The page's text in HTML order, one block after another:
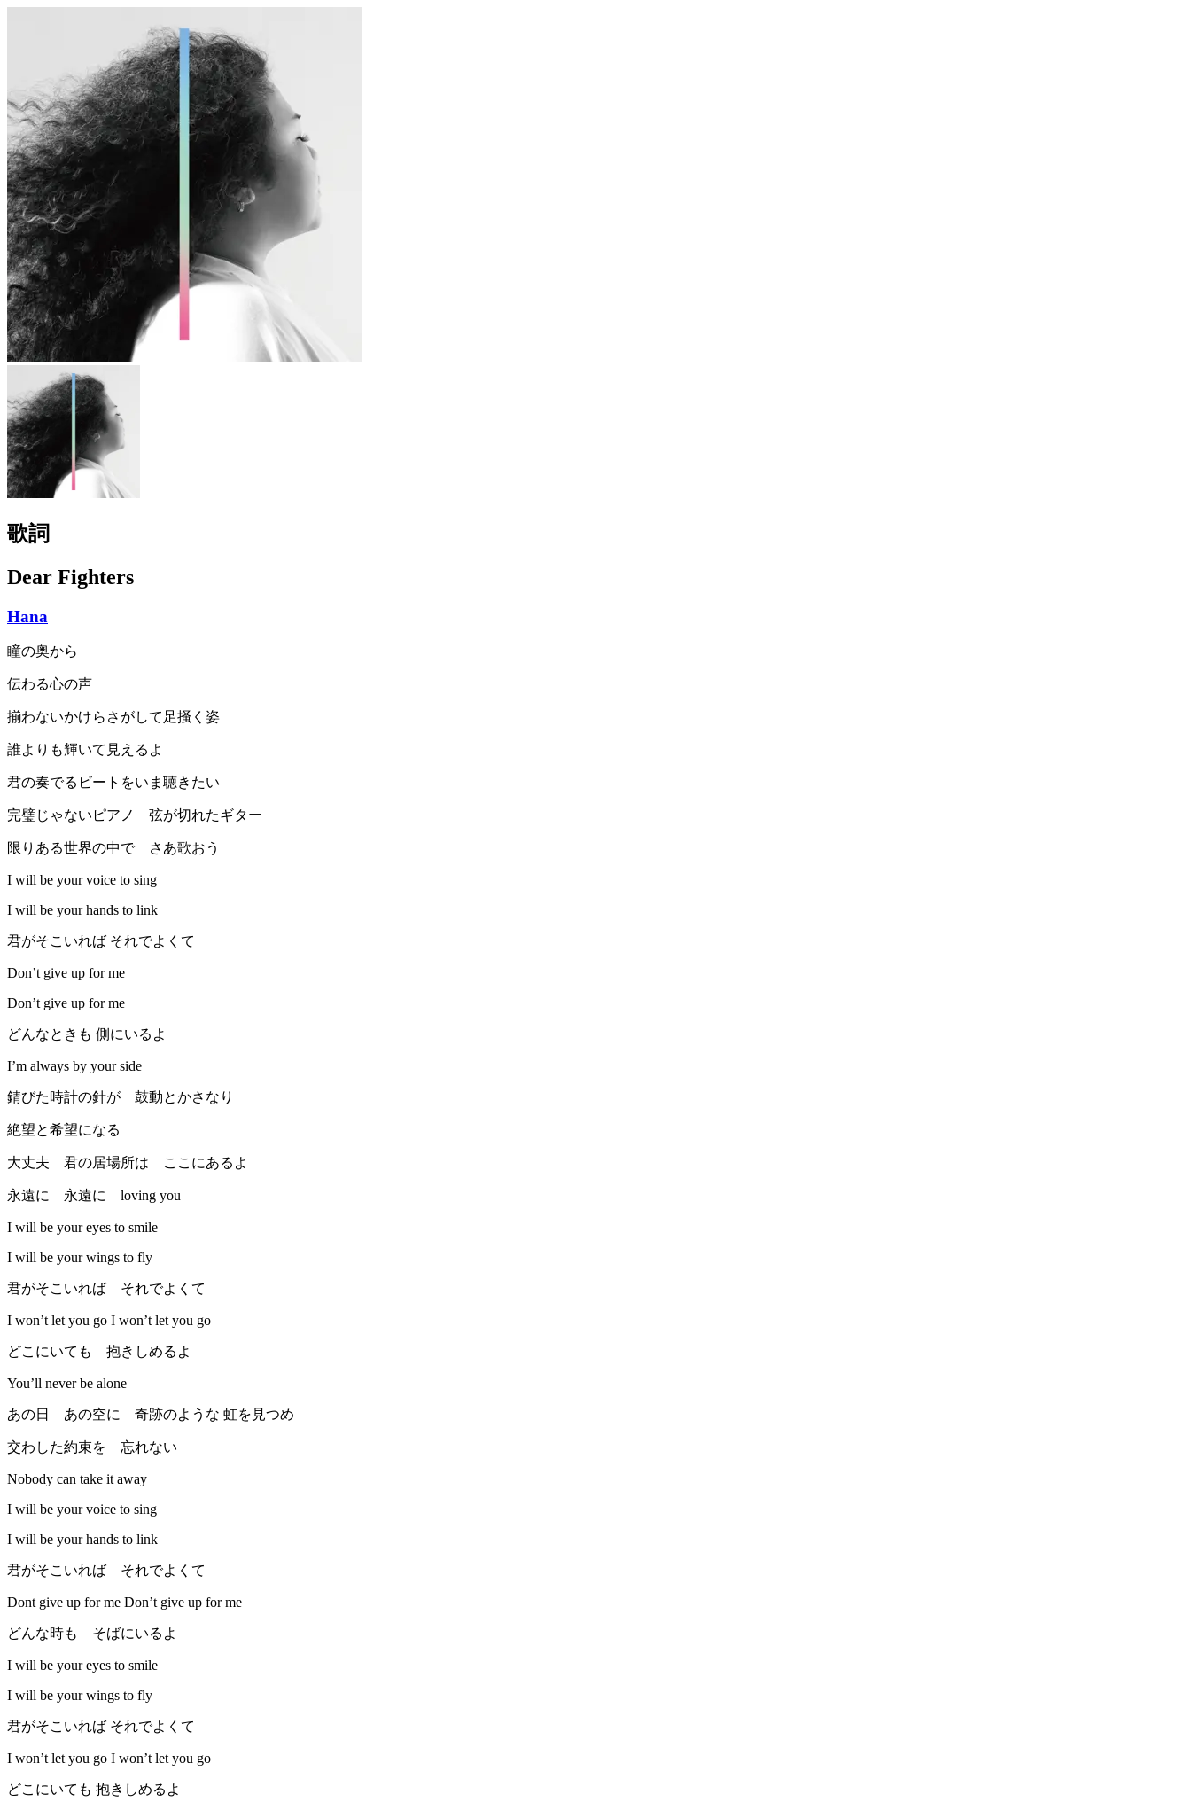
歌詞
Dear Fighters
Hana
瞳の奥から
伝わる心の声
揃わないかけらさがして足掻く姿
誰よりも輝いて見えるよ
君の奏でるビートをいま聴きたい
完璧じゃないピアノ 弦が切れたギター
限りある世界の中で さあ歌おう
I will be your voice to sing
I will be your hands to link
君がそこいれば それでよくて
Don’t give up for me
Don’t give up for me
どんなときも 側にいるよ
I’m always by your side
錆びた時計の針が 鼓動とかさなり
絶望と希望になる
大丈夫 君の居場所は ここにあるよ
永遠に 永遠に loving you
I will be your eyes to smile
I will be your wings to fly
君がそこいれば それでよくて
I won’t let you go I won’t let you go
どこにいても 抱きしめるよ
You’ll never be alone
あの日 あの空に 奇跡のような 虹を見つめ
交わした約束を 忘れない
Nobody can take it away
I will be your voice to sing
I will be your hands to link
君がそこいれば それでよくて
Dont give up for me Don’t give up for me
どんな時も そばにいるよ
I will be your eyes to smile
I will be your wings to fly
君がそこいれば それでよくて
I won’t let you go I won’t let you go
どこにいても 抱きしめるよ